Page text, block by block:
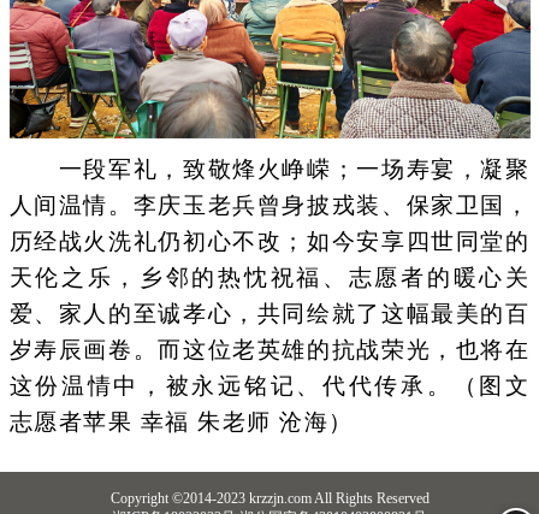
一段军礼，致敬烽火峥嵘；一场寿宴，凝聚
人间温情。李庆玉老兵曾身披戎装、保家卫国，
历经战火洗礼仍初心不改；如今安享四世同堂的
天伦之乐，乡邻的热忱祝福、志愿者的暖心关
爱、家人的至诚孝心，共同绘就了这幅最美的百
岁寿辰画卷。而这位老英雄的抗战荣光，也将在
这份温情中，被永远铭记、代代传承。（图文
志愿者苹果 幸福 朱老师 沧海）
Copyright ©2014-2023 krzzjn.com All Rights Reserved